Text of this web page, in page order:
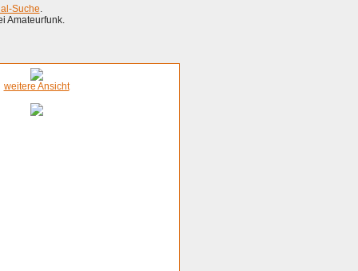
Suche.
Amateurfunk.
weitere Ansicht